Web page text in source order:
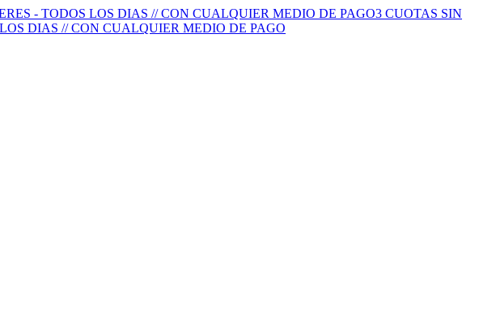
- TODOS LOS DIAS // CON CUALQUIER MEDIO DE PAGO3 CUOTAS SIN
DIAS // CON CUALQUIER MEDIO DE PAGO